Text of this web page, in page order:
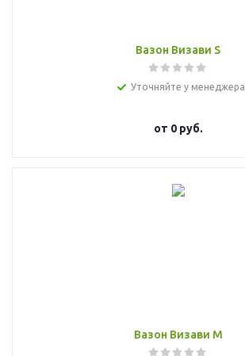
Вазон Визави S
Уточняйте у менеджера
от 0 руб.
Вазон Визави M